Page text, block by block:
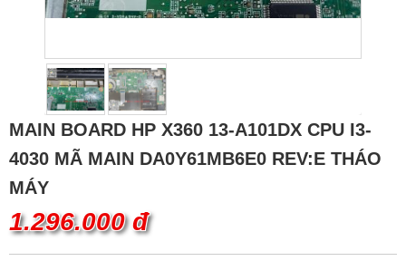
MAIN BOARD HP X360 13-A101DX CPU I3-
4030 MÃ MAIN DA0Y61MB6E0 REV:E THÁO
MÁY
1.296.000 đ